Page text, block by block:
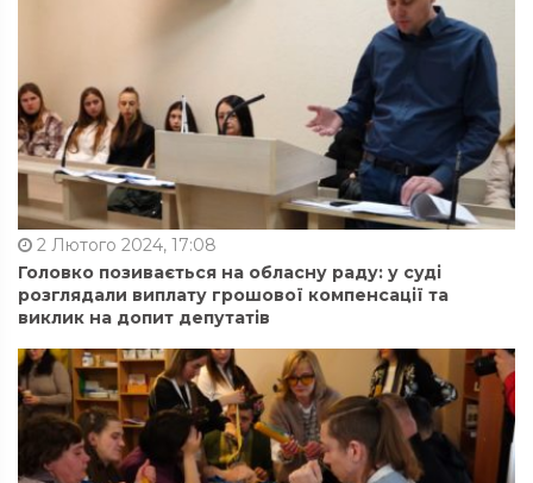
2 Лютого 2024, 17:08
Головко позивається на обласну раду: у суді
розглядали виплату грошової компенсації та
виклик на допит депутатів